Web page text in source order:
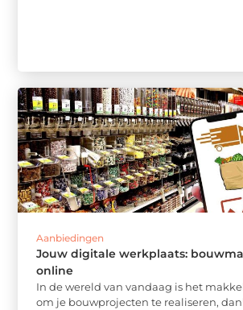
Aanbiedingen
Jouw digitale werkplaats:
online
In de wereld van vandaag is het
om je bouwprojecten te realiseren,